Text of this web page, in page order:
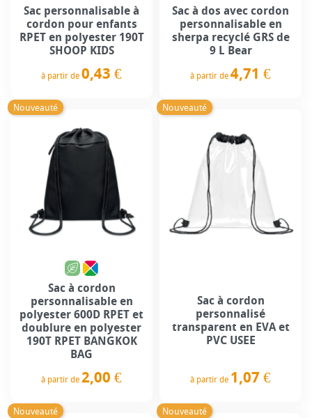
Sac personnalisable à
cordon pour enfants
RPET en polyester 190T
SHOOP KIDS
à partir de 0,43 €
Sac à dos avec cordon
personnalisable en
sherpa recyclé GRS de
9 L Bear
à partir de 4,71 €
Nouveauté
Sac à cordon
personnalisable en
polyester 600D RPET et
doublure en polyester
190T RPET BANGKOK
BAG
à partir de 2,00 €
Nouveauté
Sac à cordon
personnalisé
transparent en EVA et
PVC USEE
à partir de 1,07 €
Nouveauté Nouveauté